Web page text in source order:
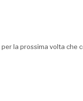
la prossima volta che